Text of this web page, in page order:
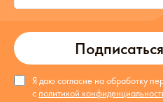
Подписаться
Я даю согласие на обработку
с политикой